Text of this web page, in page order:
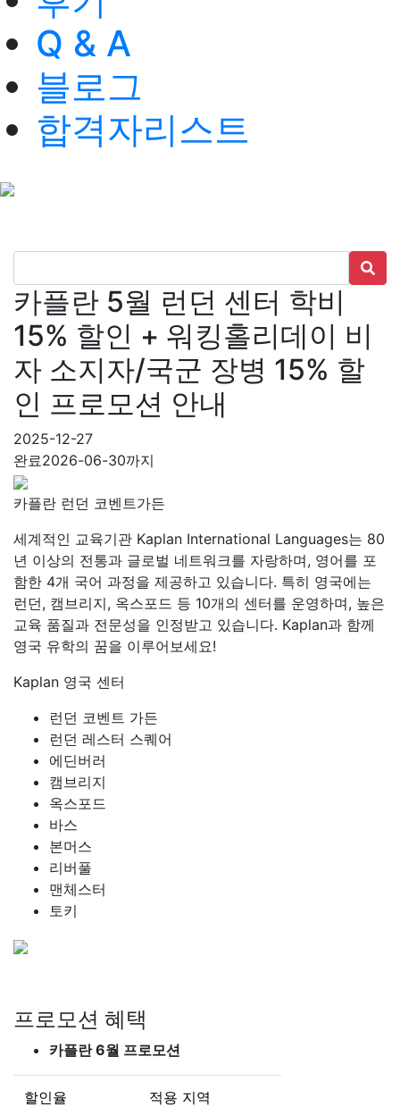
Q & A
블로그
합격자리스트
카플란 5월 런던 센터 학비
15% 할인 + 워킹홀리데이 비
자 소지자/국군 장병 15% 할
인 프로모션 안내
2025-12-27
완료2026-06-30까지
카플란 런던 코벤트가든
세계적인 교육기관 Kaplan International Languages는 80
년 이상의 전통과 글로벌 네트워크를 자랑하며, 영어를 포
함한 4개 국어 과정을 제공하고 있습니다. 특히 영국에는
런던, 캠브리지, 옥스포드 등 10개의 센터를 운영하며, 높은
교육 품질과 전문성을 인정받고 있습니다. Kaplan과 함께
영국 유학의 꿈을 이루어보세요!
Kaplan 영국 센터
런던 코벤트 가든
런던 레스터 스퀘어
에딘버러
캠브리지
옥스포드
바스
본머스
리버풀
맨체스터
토키
프로모션 혜택
카플란 6월 프로모션
할인율 적용 지역